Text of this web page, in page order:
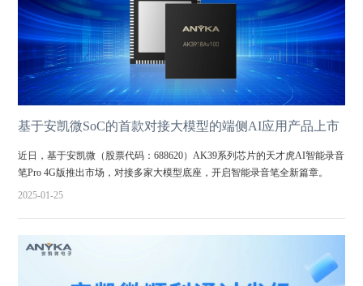
基于安凯微SoC的首款对接大模型的端侧AI应用产品上市
近日，基于安凯微（股票代码：688620）AK39系列芯片的天才虎AI智能录音
笔Pro 4G版推出市场，对接多家大模型底座，开启智能录音笔全新篇章。
2025-01-25